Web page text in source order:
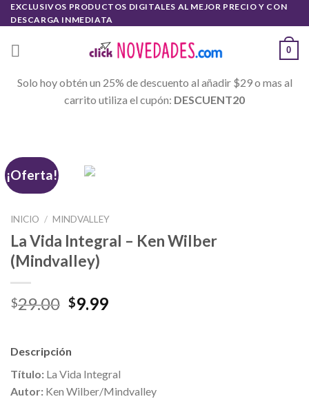
Skip
to
content
EXCLUSIVOS PRODUCTOS DIGITALES AL MEJOR PRECIO Y CON
DESCARGA INMEDIATA
0
Solo hoy obtén un 25% de descuento al añadir $29 o mas al
carrito utiliza el cupón: DESCUENT20
¡Oferta!
INICIO / MINDVALLEY
La Vida Integral – Ken Wilber
(Mindvalley)
$29.00 $9.99
Descripción
Título: La Vida Integral
Autor: Ken Wilber/Mindvalley